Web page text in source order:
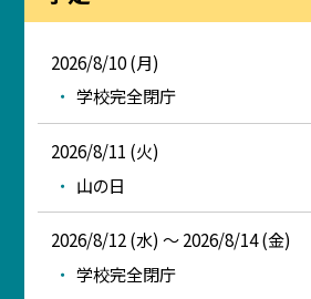
2026/8/10 (月)
学校完全閉庁
2026/8/11 (火)
山の日
2026/8/12 (水) ～ 2026/8/14 (金)
学校完全閉庁